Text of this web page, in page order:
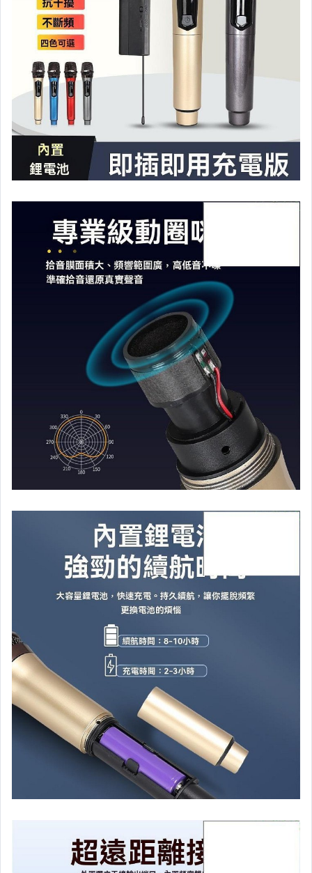
男性精品與服飾
女裝與服飾配件
偶像、球員卡與郵幣
手錶與飾品配件
女包精品與女鞋
家電與影音視聽